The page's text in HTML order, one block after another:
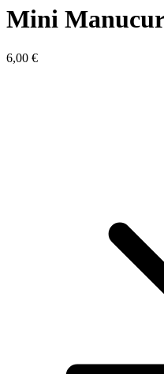
Mini
6,00 €